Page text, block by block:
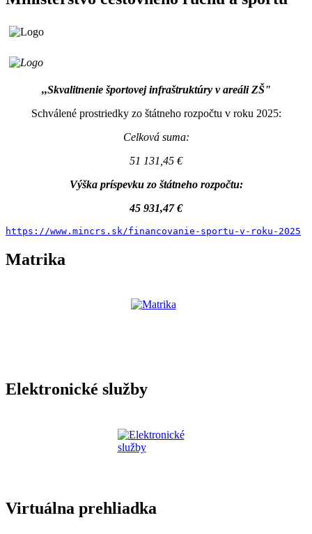
,,Skvalitnenie športovej infraštruktúry v areáli ZŠ"
Schválené prostriedky zo štátneho rozpočtu v roku 2025:
Celková suma:
51 131,45 €
Výška príspevku zo štátneho rozpočtu:
45 931,47 €
https://www.mincrs.sk/financovanie-sportu-v-roku-2025
Matrika
Elektronické služby
Virtuálna prehliadka